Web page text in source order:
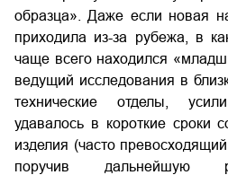
образца». Даже если новая
приходила из-за рубежа, в
чаще всего находился
ведущий исследования в
технические отделы,
удавалось в короткие сроки
изделия (часто
поручив дальнейшую